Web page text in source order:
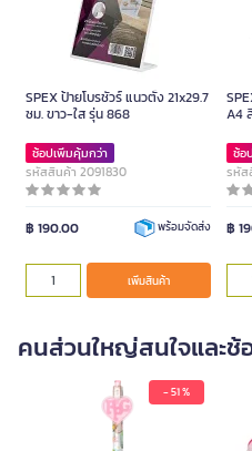
SPEX ป้ายโบรชัวร์ แนวตั้ง 21x29.7
ซม. ขาว-ใส รุ่น 868
ช้อปเพิ่มคุ้มกว่า
รหัสสินค้า 2091830
฿ 190.00 พร้อมจัดส่ง
เพิ่มสินค้า
A4
ช้อ
รหัส
฿
คนส่วนใหญ่สนใจและช้
- 51 %